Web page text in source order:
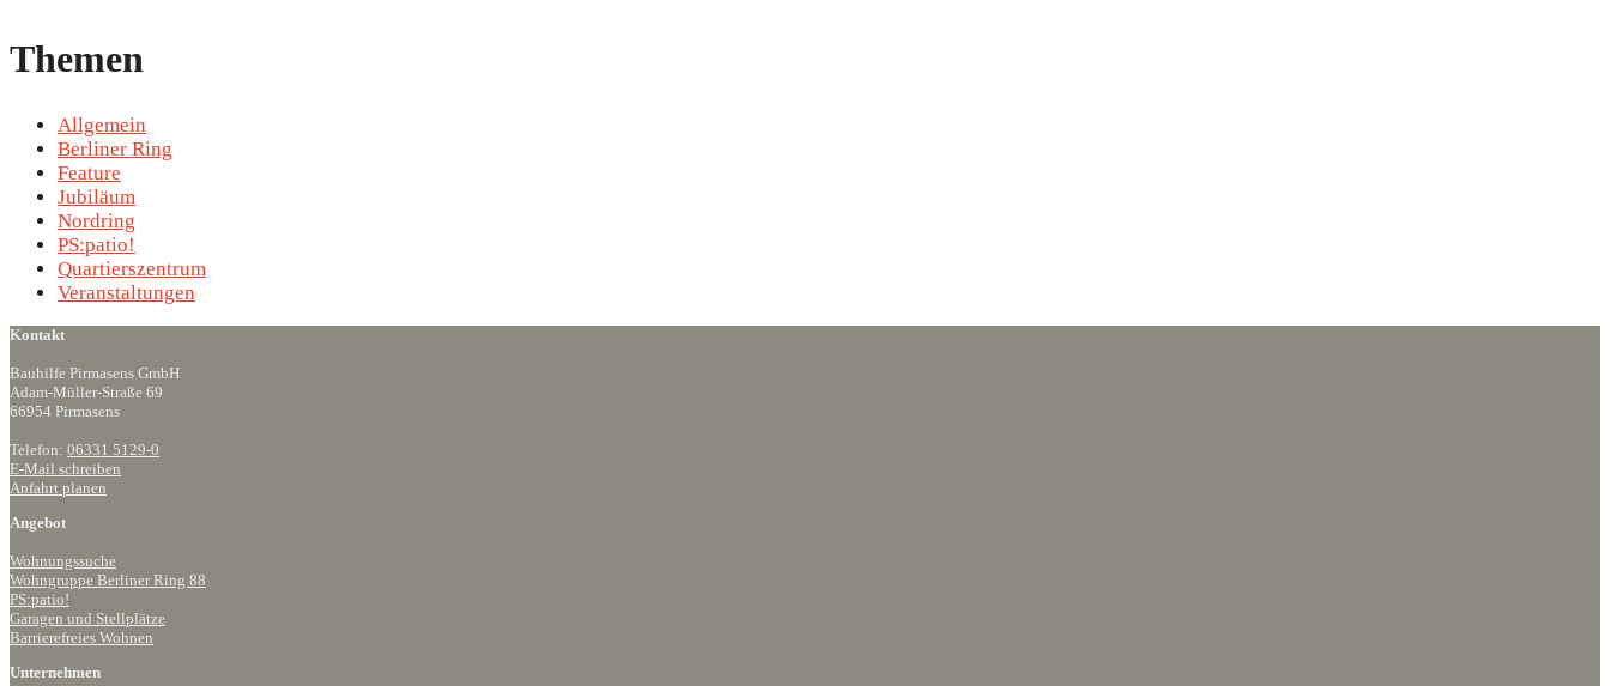
Themen
Allgemein
Berliner Ring
Feature
Jubiläum
Nordring
PS:patio!
Quartierszentrum
Veranstaltungen
Kontakt
Bauhilfe Pirmasens GmbH
Adam-Müller-Straße 69
66954 Pirmasens
Telefon: 06331 5129-0
E-Mail schreiben
Anfahrt planen
Angebot
Wohnungssuche
Wohngruppe Berliner Ring 88
PS:patio!
Garagen und Stellplätze
Barrierefreies Wohnen
Unternehmen